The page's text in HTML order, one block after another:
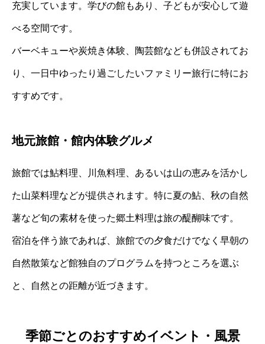
充実しています。学びの館もあり、子どもが安心して遊
べる空間です。
バーベキューや炭焼き体験、陶芸館なども併設されてお
り、一日中ゆったり過ごしたいファミリー旅行に特にお
すすめです。
地元旅館・館内体験グルメ
旅館では鮎料理、川魚料理、あるいは山の恵みを活かし
た山菜料理などが提供されます。特に夏の鮎、秋の自然
薯など旬の素材を使った郷土料理は旅の醍醐味です。
宿泊を伴う旅であれば、旅館での夕食だけでなく早朝の
自然散策など館独自のプログラムを持つところを選ぶ
と、自然との距離が近づきます。
季節ごとのおすすめイベント・風景